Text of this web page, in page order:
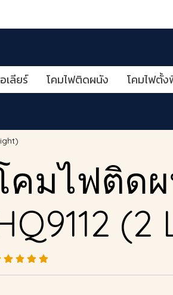
เลียร์ โคมไฟติดผนัง โคมไฟตั้
คมไฟติด
(2